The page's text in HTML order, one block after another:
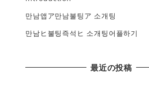
만남앱ア만남불팅ア 소개팅
만남ヒ불팅즉석ヒ 소개팅어플하기
最近の投稿